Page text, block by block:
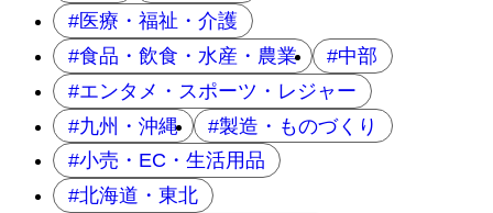
医療・福祉・介護
食品・飲食・水産・農業
中部
エンタメ・スポーツ・レジャー
九州・沖縄
製造・ものづくり
小売・EC・生活用品
北海道・東北